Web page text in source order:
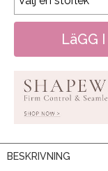
BESKRIVNING